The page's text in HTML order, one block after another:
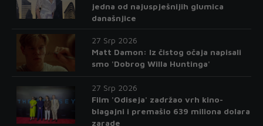
jedna od najuspješnijih glumica
današnjice
27 Srp 2026
Matt Damon: Iz čistog očaja napisali
smo 'Dobrog Willa Huntinga'
27 Srp 2026
Film 'Odiseja' zadržao vrh kino-
blagajni i premašio 639 miliona dolara
zarade